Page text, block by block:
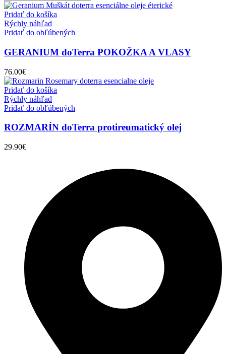
Pridať do košíka
Rýchly náhľad
Pridať do obľúbených
GERANIUM doTerra POKOŽKA A VLASY
76.00€
Pridať do košíka
Rýchly náhľad
Pridať do obľúbených
ROZMARÍN doTerra protireumatický olej
29.90€